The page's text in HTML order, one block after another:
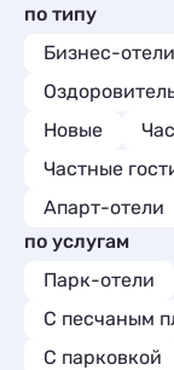
по типу
Бизнес-отели
Новые
Частные
Апарт-отели
по услугам
Парк-отели
С песчаным
С парковкой